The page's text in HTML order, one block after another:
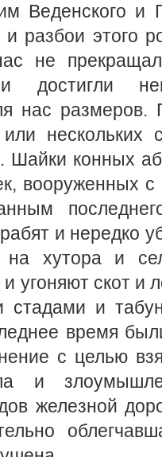
Веденского и
разбои этого
не
достигли
нас размеров.
нескольких
Шайки конных
вооруженных
и нередко
хутора и
угоняют скот и
стадами и
время
с целью
и
железной